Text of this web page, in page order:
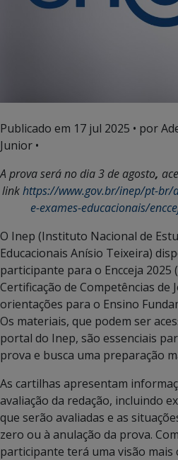
Publicado em 17 jul 2025 • por
Junior •
A prova será no dia 3 de agosto,
linkhttps://www.gov.br/inep/pt-br/
e-exames-educacionais/
O Inep (Instituto Nacional de
Educacionais Anísio Teixeira)
participante para o Encceja 2025
Certificação de Competências de
orientações para o Ensino
Os materiais, que podem ser
portal do Inep, são essenciais
prova e busca uma preparação
As cartilhas apresentam
avaliação da redação, incluindo
que serão avaliadas e as
zero ou à anulação da prova.
participante terá uma visão mais